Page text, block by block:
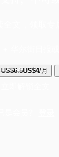
US$6.5US$4/月